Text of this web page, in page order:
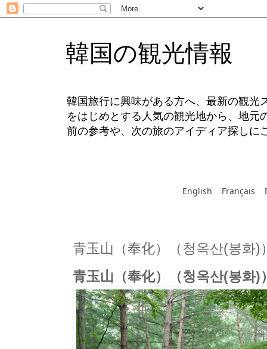
韓国の観光情報
韓国旅行に興味がある方へ、最新の観光
をはじめとする人気の観光地から、地
前の参考や、次の旅のアイディア探しに
English Français
青玉山（奉化）（청옥산(봉화)
青玉山（奉化）（청옥산(봉화)